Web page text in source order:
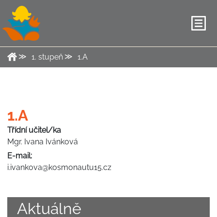
1. stupeň 1.A
1.A
Třídní učitel/ka
Mgr. Ivana Ivánková
E-mail:
i.ivankova@kosmonautu15.cz
Aktuálně